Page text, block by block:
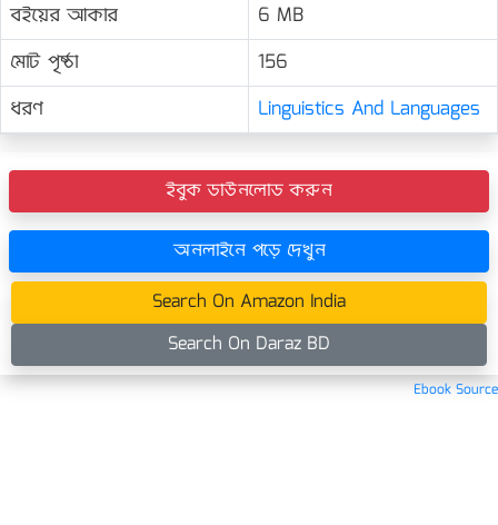
বইয়ের আকার
6 MB
মোট পৃষ্ঠা
156
ধরণ
Linguistics And Languages
ইবুক ডাউনলোড করুন
অনলাইনে পড়ে দেখুন
Search On Amazon India
Search On Daraz BD
Ebook Source